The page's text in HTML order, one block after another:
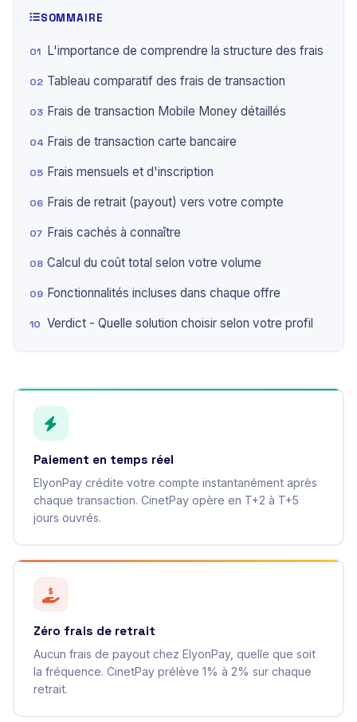
SOMMAIRE
L'importance de comprendre la structure des frais
Tableau comparatif des frais de transaction
Frais de transaction Mobile Money détaillés
Frais de transaction carte bancaire
Frais mensuels et d'inscription
Frais de retrait (payout) vers votre compte
Frais cachés à connaître
Calcul du coût total selon votre volume
Fonctionnalités incluses dans chaque offre
Verdict - Quelle solution choisir selon votre profil
Paiement en temps réel
ElyonPay crédite votre compte instantanément après
chaque transaction. CinetPay opère en T+2 à T+5
jours ouvrés.
Zéro frais de retrait
Aucun frais de payout chez ElyonPay, quelle que soit
la fréquence. CinetPay prélève 1% à 2% sur chaque
retrait.